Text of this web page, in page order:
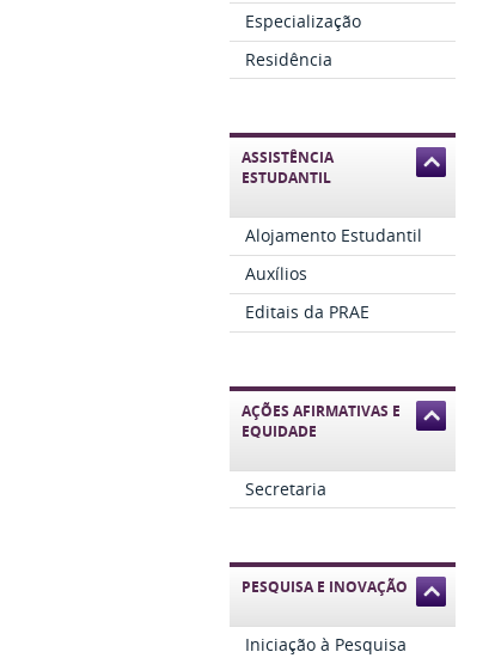
Especialização
Residência
ASSISTÊNCIA
ESTUDANTIL
Alojamento Estudantil
Auxílios
Editais da PRAE
AÇÕES AFIRMATIVAS E
EQUIDADE
Secretaria
PESQUISA E INOVAÇÃO
Iniciação à Pesquisa